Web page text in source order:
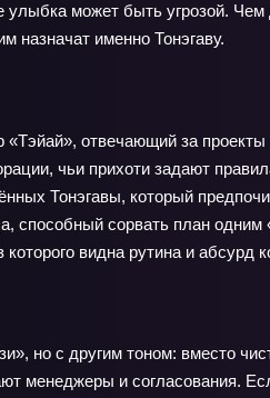
улыбка может быть угрозой.
назначат именно Тонэгаву.
отвечающий за
чьи прихоти задают
Тонэгавы, который
способный сорвать план одним
видна рутина и абсурд
но с другим тоном: вместо
менеджеры и согласования.